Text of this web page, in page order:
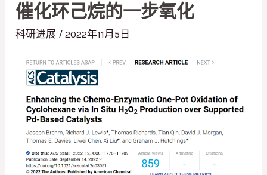
催化环己烷的一步氧化
科研进展 /2022年11月5日